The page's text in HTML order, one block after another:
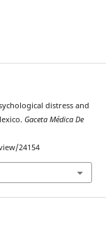
distress and
Gaceta Médica De
24154